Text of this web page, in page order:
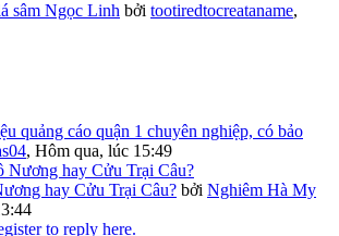
sâm Ngọc Linh bởi tootiredtocreataname,
quảng cáo quận 1 chuyên nghiệp, có bảo
, Hôm qua, lúc 15:49
hay Cửu Trại Câu? bởi Nghiêm Hà My
to reply here.